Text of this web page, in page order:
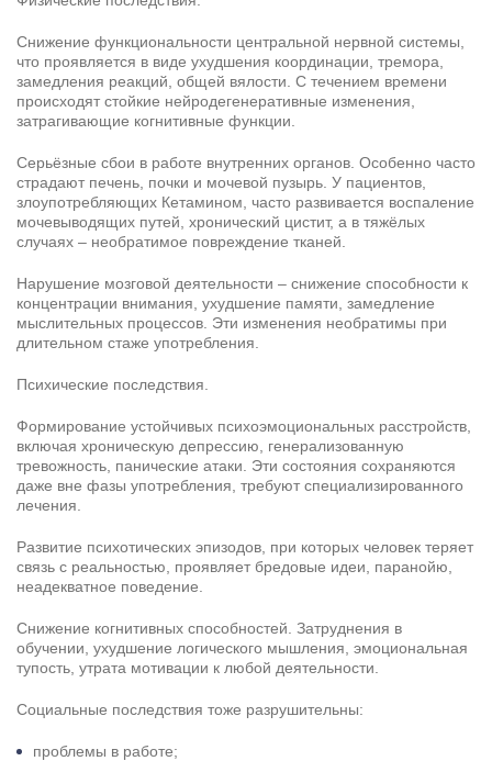
Снижение функциональности центральной нервной системы,
что проявляется в виде ухудшения координации, тремора,
замедления реакций, общей вялости. С течением времени
происходят стойкие нейродегенеративные изменения,
затрагивающие когнитивные функции.
Серьёзные сбои в работе внутренних органов. Особенно часто
страдают печень, почки и мочевой пузырь. У пациентов,
злоупотребляющих Кетамином, часто развивается воспаление
мочевыводящих путей, хронический цистит, а в тяжёлых
случаях – необратимое повреждение тканей.
Нарушение мозговой деятельности – снижение способности к
концентрации внимания, ухудшение памяти, замедление
мыслительных процессов. Эти изменения необратимы при
длительном стаже употребления.
Психические последствия.
Формирование устойчивых психоэмоциональных расстройств,
включая хроническую депрессию, генерализованную
тревожность, панические атаки. Эти состояния сохраняются
даже вне фазы употребления, требуют специализированного
лечения.
Развитие психотических эпизодов, при которых человек теряет
связь с реальностью, проявляет бредовые идеи, паранойю,
неадекватное поведение.
Снижение когнитивных способностей. Затруднения в
обучении, ухудшение логического мышления, эмоциональная
тупость, утрата мотивации к любой деятельности.
Социальные последствия тоже разрушительны:
проблемы в работе;
Нажимая кнопку я соглашаюсь сполитикой конфиденциальности
ипользовательским соглашением
Результаты поиска (0)
Нажимая кнопку я соглашаюсь с
политикой конфиденциальности
и пользовательским соглашением
Отправить